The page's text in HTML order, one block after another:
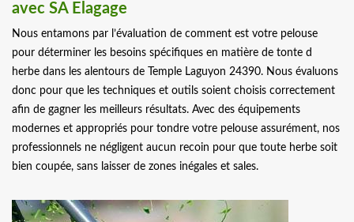
avec SA Elagage
Nous entamons par l’évaluation de comment est votre pelouse
pour déterminer les besoins spécifiques en matière de tonte d
herbe dans les alentours de Temple Laguyon 24390. Nous évaluons
donc pour que les techniques et outils soient choisis correctement
afin de gagner les meilleurs résultats. Avec des équipements
modernes et appropriés pour tondre votre pelouse assurément, nos
professionnels ne négligent aucun recoin pour que toute herbe soit
bien coupée, sans laisser de zones inégales et sales.